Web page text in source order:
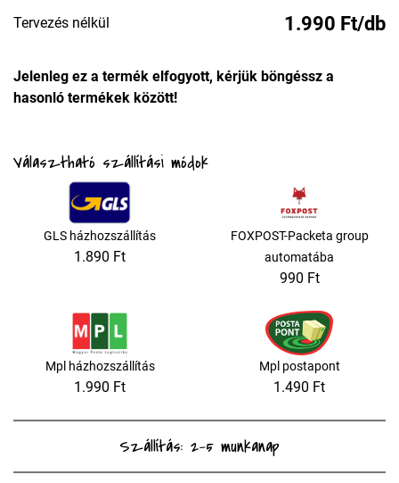
Tervezés nélkül 1.990 Ft/db
Jelenleg ez a termék elfogyott, kérjük böngéssz a
hasonló termékek között!
Választható szállítási módok
GLS házhozszállítás
1.890 Ft
FOXPOST-Packeta group
automatába
990 Ft
Mpl házhozszállítás
1.990 Ft
Mpl postapont
1.490 Ft
Szállítás: 2-5 munkanap